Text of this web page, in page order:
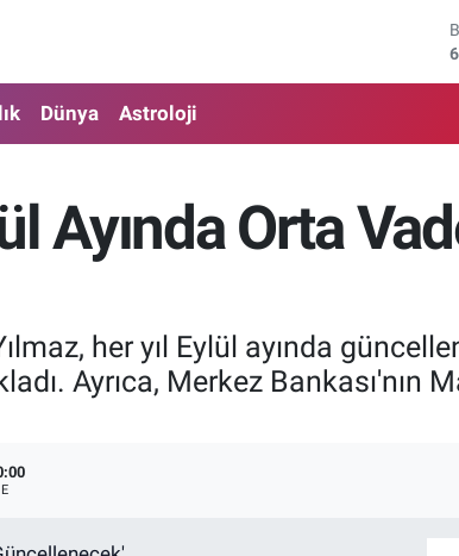
Dünya Astroloji
Ayında Orta
her yıl Eylül ayında
Ayrıca, Merkez Bankası'nın